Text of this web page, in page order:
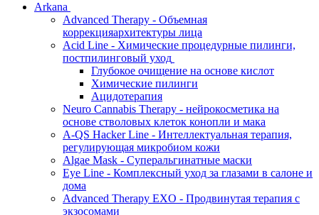
Arkana
Advanced Therapy - Объемная
коррекцияархитектуры лица
Acid Line - Химические процедурные пилинги,
постпилинговый уход
Глубокое очищение на основе кислот
Химические пилинги
Ацидотерапия
Neuro Cannabis Therapy - нейрокосметика на
основе стволовых клеток конопли и мака
A-QS Hacker Line - Интеллектуальная терапия,
регулирующая микробиом кожи
Algae Mask - Суперальгинатные маски
Eye Line - Комплексный уход за глазами в салоне и
дома
Advanced Therapy EXO - Продвинутая терапия с
экзосомами